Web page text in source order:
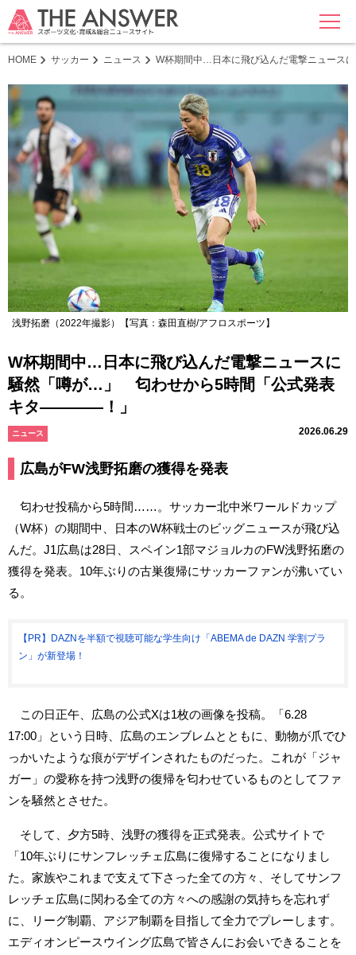
MENU
HOME サッカー ニュース W杯期間中…日本に飛び込んだ電撃ニュー
浅野拓磨（2022年撮影）【写真：森田直樹/アフロスポーツ】
W杯期間中…日本に飛び込んだ電撃ニュースに
騒然「噂が…」 匂わせから5時間「公式発表
キタ――――！」
ニュース 2026.06.29
広島がFW浅野拓磨の獲得を発表
匂わせ投稿から5時間……。サッカー北中米ワールドカップ
（W杯）の期間中、日本のW杯戦士のビッグニュースが飛び込
んだ。J1広島は28日、スペイン1部マジョルカのFW浅野拓磨の
獲得を発表。10年ぶりの古巣復帰にサッカーファンが沸いてい
る。
【PR】DAZNを半額で視聴可能な学生向け「ABEMA de DAZN 学割プラ
ン」が新登場！
この日正午、広島の公式Xは1枚の画像を投稿。「6.28
17:00」という日時、広島のエンブレムとともに、動物が爪でひ
っかいたような痕がデザインされたものだった。これが「ジャ
ガー」の愛称を持つ浅野の復帰を匂わせているものとしてファ
ンを騒然とさせた。
そして、夕方5時、浅野の獲得を正式発表。公式サイトで
「10年ぶりにサンフレッチェ広島に復帰することになりまし
た。家族やこれまで支えて下さった全ての方々、そしてサンフ
レッチェ広島に関わる全ての方々への感謝の気持ちを忘れず
に、リーグ制覇、アジア制覇を目指して全力でプレーします。
エディオンピースウイング広島で皆さんにお会いできることを